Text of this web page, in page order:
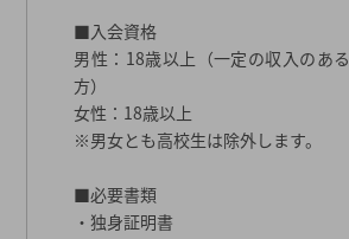
■入会資格
男性：18歳以上（一定の収入のあ
方）
女性：18歳以上
※男女とも高校生は除外します。
■必要書類
・独身証明書